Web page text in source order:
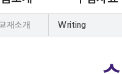
재소개 Writing